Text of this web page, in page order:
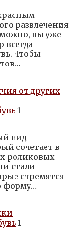
развлечения
вы уже
всегда
Чтобы
от других
1
вид
сочетает в
роликовых
стали
стремятся
форму…
1